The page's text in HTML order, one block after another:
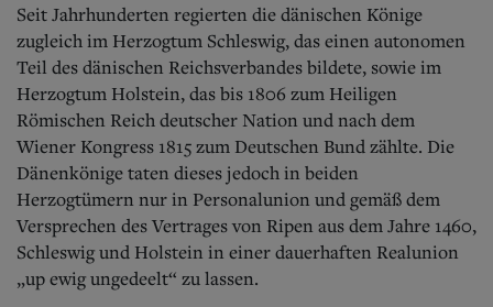
Kontakt
Impressum
Datenschutz
Seit Jahrhunderten regierten die dänischen Könige
zugleich im Herzogtum Schleswig, das einen autonomen
Teil des dänischen Reichsverbandes bildete, sowie im
Herzogtum Holstein, das bis 1806 zum Heiligen
Römischen Reich deutscher Nation und nach dem
Wiener Kongress 1815 zum Deutschen Bund zählte. Die
Dänenkönige taten dieses jedoch in beiden
Herzogtümern nur in Personalunion und gemäß dem
Versprechen des Vertrages von Ripen aus dem Jahre 1460,
Schleswig und Holstein in einer dauerhaften Realunion
„up ewig ungedeelt“ zu lassen.